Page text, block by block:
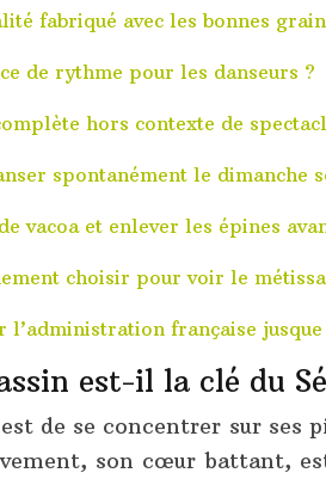
fabriqué avec les bonnes
de rythme pour les danseurs ?
hors contexte de
spontanément le dimanche
vacoa et enlever les épines
choisir pour voir le
française jusque
est-il la clé du
de se concentrer sur ses
son cœur battant,